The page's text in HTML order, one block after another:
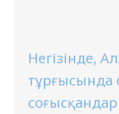
Негізінде,
тұрғысында